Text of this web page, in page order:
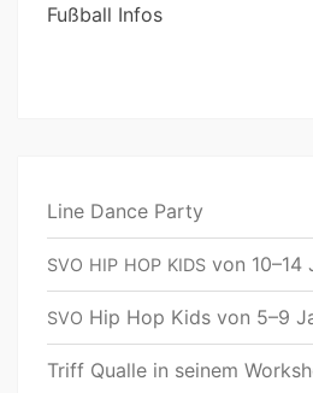
Fußball Infos
Line Dance Party
SVO HIP HOP KIDS von 10–14
SVO Hip Hop Kids von 5–9
Triff Qualle in seinem